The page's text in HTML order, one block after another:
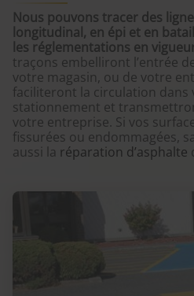
Nous pouvons tracer des
longitudinal, en épi et en
les réglementations en
traçons embelliront l’entrée
votre magasin, ou de votre
faciliteront la circulation dans
stationnement et
votre entreprise. Si vos
fissurées ou endommagées,
aussi la réparation d’asphalte